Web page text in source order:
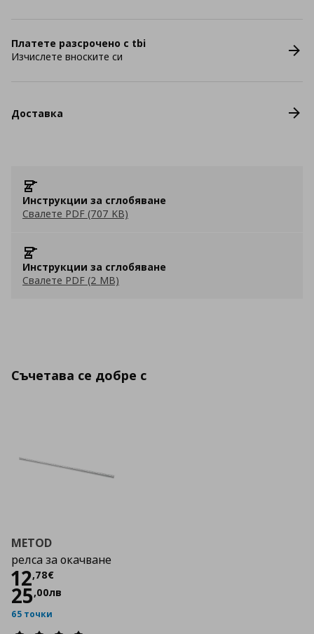
Платете разсрочено с tbi
Изчислете вноските си
Доставка
Инструкции за сглобяване
Свалете PDF (707 KB)
Инструкции за сглобяване
Свалете PDF (2 MB)
Съчетава се добре с
METOD
релса за окачване
12,78€
Цена
25,00лв
65 точки